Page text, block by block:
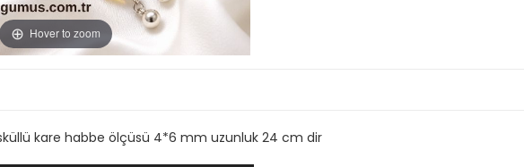
Hover to zoom
kare habbe ölçüsü 4*6 mm uzunluk 24 cm dir